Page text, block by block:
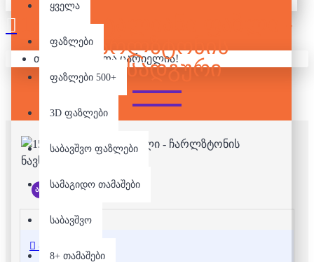
ყველა
ფაზლები
ფაზლები 500+
3D ფაზლები
საბავშვო ფაზლები
სამაგიდო თამაშები
საბავშვო
8+ თამაშები
თქვენი კალათა ცარიელია!
1500 ᲓᲔᲢᲐᲚᲘᲐᲜᲘ ᲤᲐᲖᲚᲘ -
ᲩᲐᲠᲚᲖᲢᲝᲜᲘᲡ
ᲜᲐᲕᲡᲐᲓᲒᲣᲠᲘ
არ არის მარაგში
აღწერა